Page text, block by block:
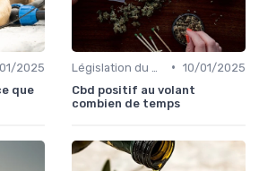
2025
que
• 10/01/2025
Cbd positif au volant
combien de temps